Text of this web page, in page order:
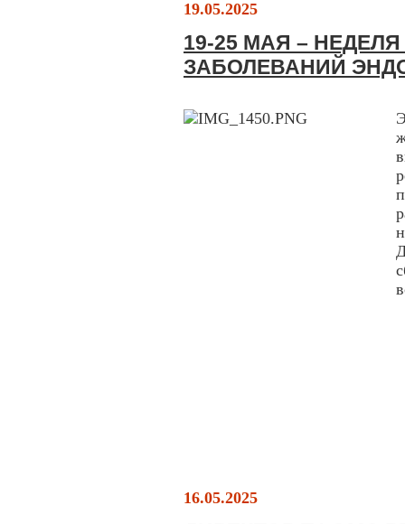
19.05.2025
19-25 МАЯ –
ЗАБОЛЕВАНИЙ
16.05.2025